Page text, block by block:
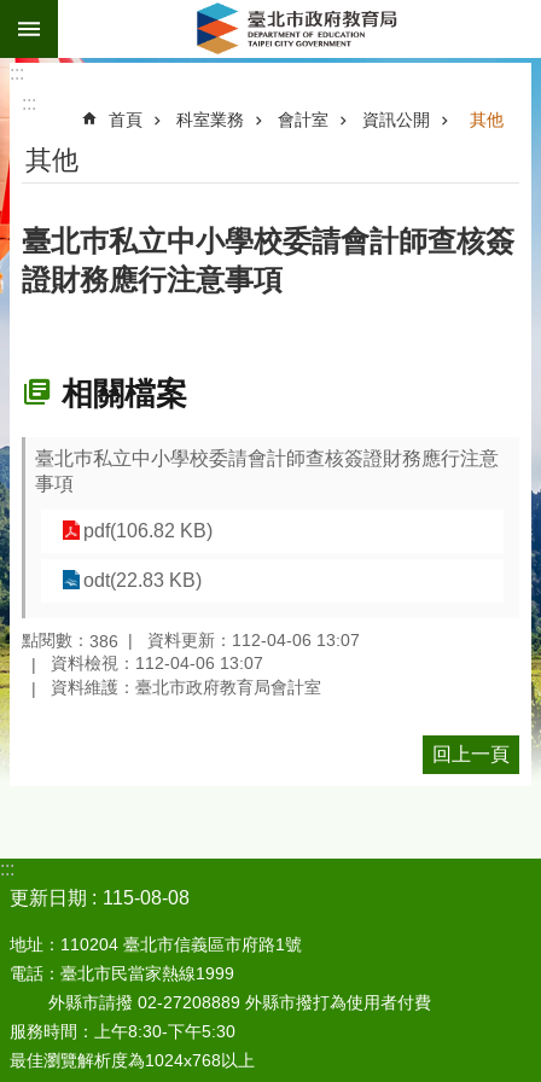
跳到主要內容區塊
:::
:::
首頁 科室業務 會計室 資訊公開 其他
其他
臺北巿私立中小學校委請會計師查核簽
證財務應行注意事項
相關檔案
臺北巿私立中小學校委請會計師查核簽證財務應行注意
事項
pdf(106.82 KB)
odt(22.83 KB)
點閱數： 386
資料更新：112-04-06 13:07
資料檢視：112-04-06 13:07
資料維護：臺北市政府教育局會計室
回上一頁
:::
更新日期
115-08-08
地址：110204 臺北市信義區市府路1號
電話：臺北市民當家熱線1999
外縣市請撥 02-27208889 外縣市撥打為使用者付費
服務時間：上午8:30-下午5:30
最佳瀏覽解析度為1024x768以上